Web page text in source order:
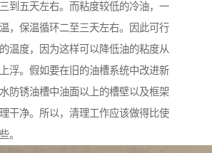
到五天左右。而粘度较低的冷油，一
，保温循环二至三天左右。因此可行
温度，因为这样可以降低油的粘度从
浮。假如要在旧的油槽系统中改进新
防锈油槽中油面以上的槽壁以及框架
干净。所以，清理工作应该做得比使
。